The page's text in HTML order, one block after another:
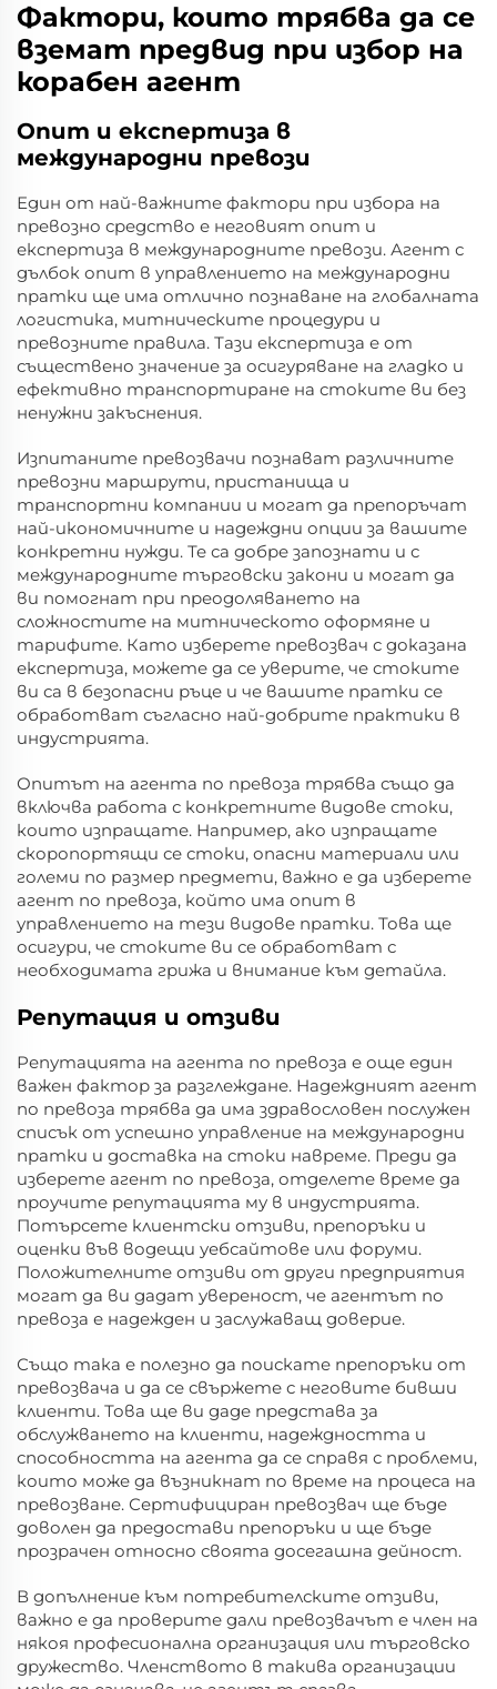
Фактори, които трябва да се
вземат предвид при избор на
корабен агент
Опит и експертиза в
международни превози
Един от най-важните фактори при избора на
превозно средство е неговият опит и
експертиза в международните превози. Агент с
дълбок опит в управлението на международни
пратки ще има отлично познаване на глобалната
логистика, митническите процедури и
превозните правила. Тази експертиза е от
съществено значение за осигуряване на гладко и
ефективно транспортиране на стоките ви без
ненужни закъснения.
Изпитаните превозвачи познават различните
превозни маршрути, пристанища и
транспортни компании и могат да препоръчат
най-икономичните и надеждни опции за вашите
конкретни нужди. Те са добре запознати и с
международните търговски закони и могат да
ви помогнат при преодоляването на
сложностите на митническото оформяне и
тарифите. Като изберете превозвач с доказана
експертиза, можете да се уверите, че стоките
ви са в безопасни ръце и че вашите пратки се
обработват съгласно най-добрите практики в
индустрията.
Опитът на агента по превоза трябва също да
включва работа с конкретните видове стоки,
които изпращате. Например, ако изпращате
скоропортящи се стоки, опасни материали или
големи по размер предмети, важно е да изберете
агент по превоза, който има опит в
управлението на тези видове пратки. Това ще
осигури, че стоките ви се обработват с
необходимата грижа и внимание към детайла.
Репутация и отзиви
Репутацията на агента по превоза е още един
важен фактор за разглеждане. Надеждният агент
по превоза трябва да има здравословен послужен
списък от успешно управление на международни
пратки и доставка на стоки навреме. Преди да
изберете агент по превоза, отделете време да
проучите репутацията му в индустрията.
Потърсете клиентски отзиви, препоръки и
оценки във водещи уебсайтове или форуми.
Положителните отзиви от други предприятия
могат да ви дадат увереност, че агентът по
превоза е надежден и заслужаващ доверие.
Също така е полезно да поискате препоръки от
превозвача и да се свържете с неговите бивши
клиенти. Това ще ви даде представа за
обслужването на клиенти, надеждността и
способността на агента да се справя с проблеми,
които може да възникнат по време на процеса на
превозване. Сертифициран превозвач ще бъде
доволен да предостави препоръки и ще бъде
прозрачен относно своята досегашна дейност.
В допълнение към потребителските отзиви,
важно е да проверите дали превозвачът е член на
някоя професионална организация или търговско
дружество. Членството в такива организации